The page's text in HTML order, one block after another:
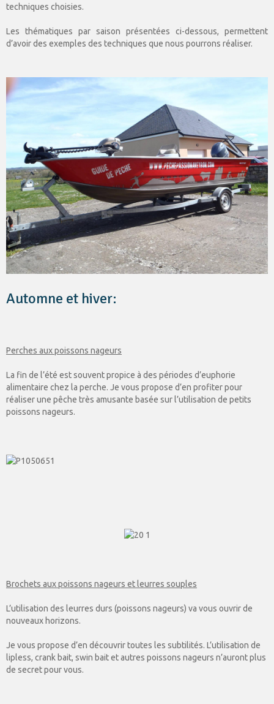
techniques choisies.
Les thématiques par saison présentées ci-dessous, permettent
d’avoir des exemples des techniques que nous pourrons réaliser.
Automne et hiver:
Perches aux poissons nageurs
La fin de l’été est souvent propice à des périodes d’euphorie
alimentaire chez la perche. Je vous propose d’en profiter pour
réaliser une pêche très amusante basée sur l’utilisation de petits
poissons nageurs.
Brochets aux poissons nageurs et leurres souples
L’utilisation des leurres durs (poissons nageurs) va vous ouvrir de
nouveaux horizons.
Je vous propose d’en découvrir toutes les subtilités. L’utilisation de
lipless, crank bait, swin bait et autres poissons nageurs n’auront plus
de secret pour vous.